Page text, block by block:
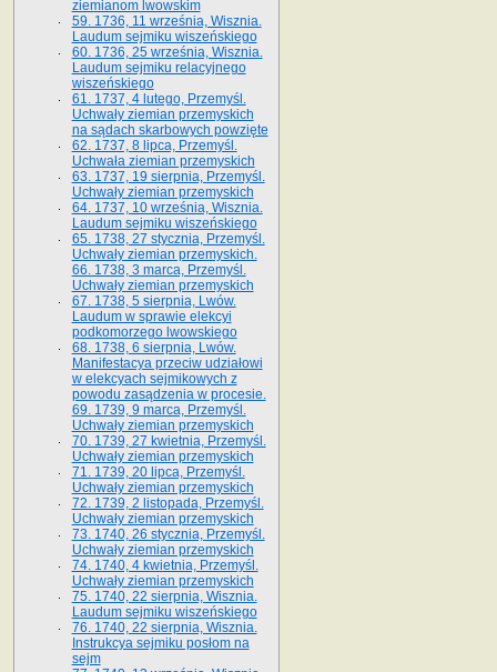
ziemianom lwowskim
59. 1736, 11 września, Wisznia.
Laudum sejmiku wiszeńskiego
60. 1736, 25 września, Wisznia.
Laudum sejmiku relacyjnego
wiszeńskiego
61. 1737, 4 lutego, Przemyśl.
Uchwały ziemian przemyskich
na sądach skarbowych powzięte
62. 1737, 8 lipca, Przemyśl.
Uchwała ziemian przemyskich
63. 1737, 19 sierpnia, Przemyśl.
Uchwały ziemian przemyskich
64. 1737, 10 września, Wisznia.
Laudum sejmiku wiszeńskiego
65. 1738, 27 stycznia, Przemyśl.
Uchwały ziemian przemyskich­­.
66. 1738, 3 marca, Przemyśl.
Uchwały ziemian przemyskich­
67. 1738, 5 sierpnia, Lwów.
Laudum w sprawie elekcyi
podkomorzego lwowskiego
68. 1738, 6 sierpnia, Lwów.
Manifestacya przeciw udziałowi
w elekcyach sejmikowych z
powodu zasądzenia w procesie.
69. 1739, 9 marca, Przemyśl.
Uchwały ziemian przemyskich
70. 1739, 27 kwietnia, Przemyśl.
Uchwały ziemian przemyskich
71. 1739, 20 lipca, Przemyśl.
Uchwały ziemian przemyskich
72. 1739, 2 listopada, Przemyśl.
Uchwały ziemian przemyskich
73. 1740, 26 stycznia, Przemyśl.
Uchwały ziemian przemyskich
74. 1740, 4 kwietnia, Przemyśl.
Uchwały ziemian przemyskich
75. 1740, 22 sierpnia, Wisznia.
Laudum sejmiku wiszeńskiego
76. 1740, 22 sierpnia, Wisznia.
Instrukcya sejmiku posłom na
sejm